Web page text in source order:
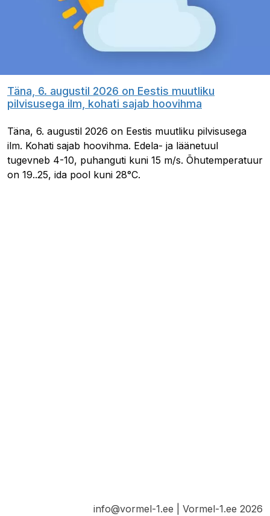
Täna, 6. augustil 2026 on Eestis muutliku
pilvisusega ilm, kohati sajab hoovihma
Täna, 6. augustil 2026 on Eestis muutliku pilvisusega
ilm. Kohati sajab hoovihma. Edela- ja läänetuul
tugevneb 4-10, puhanguti kuni 15 m/s. Õhutemperatuur
on 19..25, ida pool kuni 28°C.
info@vormel-1.ee | Vormel-1.ee 2026